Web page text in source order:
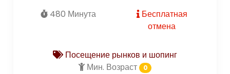
480 Минута
Бесплатная
отмена
Посещение рынков и шопинг
Мин. Возраст
0